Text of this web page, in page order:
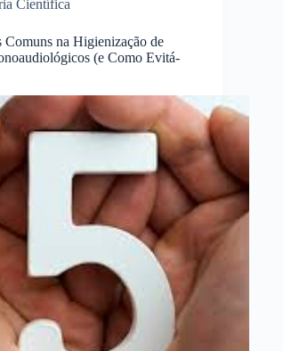
Científica
Comuns na Higienização de
(e Como Evitá-